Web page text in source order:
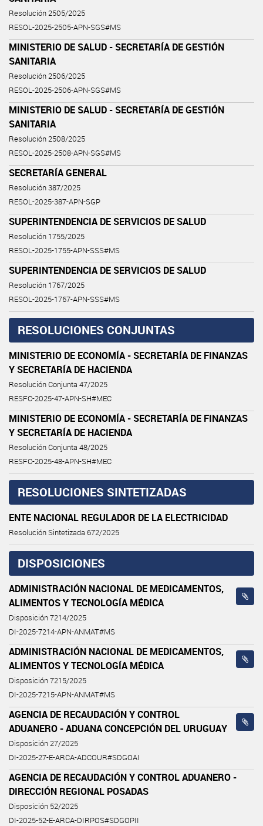
Resolución 2505/2025
RESOL-2025-2505-APN-SGS#MS
MINISTERIO DE SALUD - SECRETARÍA DE GESTIÓN
SANITARIA
Resolución 2506/2025
RESOL-2025-2506-APN-SGS#MS
MINISTERIO DE SALUD - SECRETARÍA DE GESTIÓN
SANITARIA
Resolución 2508/2025
RESOL-2025-2508-APN-SGS#MS
SECRETARÍA GENERAL
Resolución 387/2025
RESOL-2025-387-APN-SGP
SUPERINTENDENCIA DE SERVICIOS DE SALUD
Resolución 1755/2025
RESOL-2025-1755-APN-SSS#MS
SUPERINTENDENCIA DE SERVICIOS DE SALUD
Resolución 1767/2025
RESOL-2025-1767-APN-SSS#MS
RESOLUCIONES CONJUNTAS
MINISTERIO DE ECONOMÍA - SECRETARÍA DE FINANZAS
Y SECRETARÍA DE HACIENDA
Resolución Conjunta 47/2025
RESFC-2025-47-APN-SH#MEC
MINISTERIO DE ECONOMÍA - SECRETARÍA DE FINANZAS
Y SECRETARÍA DE HACIENDA
Resolución Conjunta 48/2025
RESFC-2025-48-APN-SH#MEC
RESOLUCIONES SINTETIZADAS
ENTE NACIONAL REGULADOR DE LA ELECTRICIDAD
Resolución Sintetizada 672/2025
DISPOSICIONES
ADMINISTRACIÓN NACIONAL DE MEDICAMENTOS,
ALIMENTOS Y TECNOLOGÍA MÉDICA
Disposición 7214/2025
DI-2025-7214-APN-ANMAT#MS
ADMINISTRACIÓN NACIONAL DE MEDICAMENTOS,
ALIMENTOS Y TECNOLOGÍA MÉDICA
Disposición 7215/2025
DI-2025-7215-APN-ANMAT#MS
AGENCIA DE RECAUDACIÓN Y CONTROL
ADUANERO - ADUANA CONCEPCIÓN DEL URUGUAY
Disposición 27/2025
DI-2025-27-E-ARCA-ADCOUR#SDGOAI
AGENCIA DE RECAUDACIÓN Y CONTROL ADUANERO -
DIRECCIÓN REGIONAL POSADAS
Disposición 52/2025
DI-2025-52-E-ARCA-DIRPOS#SDGOPII